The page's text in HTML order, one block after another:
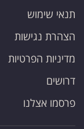
תנאי שימוש
הצהרת נגישות
מדיניות הפרטיות
דרושים
פרסמו אצלנו